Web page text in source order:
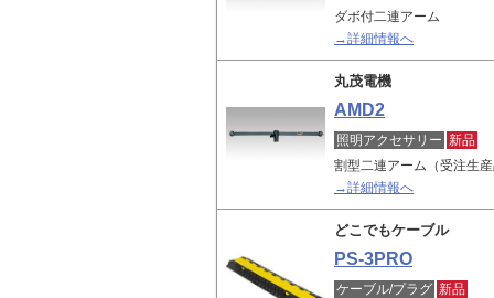
ダボ付二連アーム
→詳細情報へ
丸茂電機
AMD2
照明アクセサリー 新品
割型二連アーム（受注生
→詳細情報へ
どこでもケーブル
PS-3PRO
ケーブル/プラグ 新品